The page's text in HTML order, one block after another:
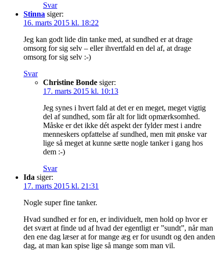
Svar
Stinna siger:
16. marts 2015 kl. 18:22
Jeg kan godt lide din tanke med, at sundhed er at drage
omsorg for sig selv – eller ihvertfald en del af, at drage
omsorg for sig selv :-)
Svar
Christine Bonde siger:
17. marts 2015 kl. 10:13
Jeg synes i hvert fald at det er en meget, meget vigtig
del af sundhed, som får alt for lidt opmærksomhed.
Måske er det ikke dét aspekt der fylder mest i andre
menneskers opfattelse af sundhed, men mit ønske var
lige så meget at kunne sætte nogle tanker i gang hos
dem :-)
Svar
Ida siger:
17. marts 2015 kl. 21:31
Nogle super fine tanker.
Hvad sundhed er for en, er individuelt, men hold op hvor er
det svært at finde ud af hvad der egentligt er ”sundt”, når man
den ene dag læser at for mange æg er for usundt og den anden
dag, at man kan spise lige så mange som man vil.